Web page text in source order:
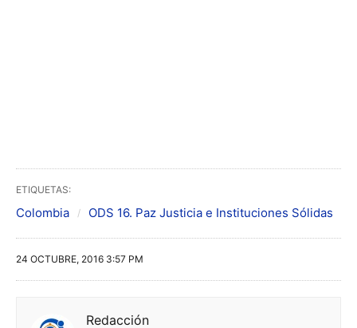
ETIQUETAS:
Colombia ODS 16. Paz Justicia e Instituciones Sólidas
24 OCTUBRE, 2016 3:57 PM
Redacción